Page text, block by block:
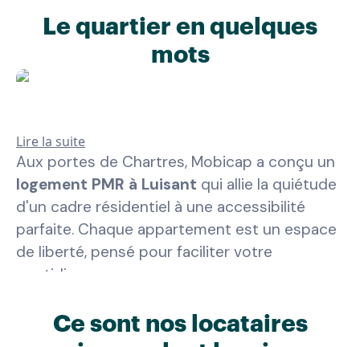
Le quartier en quelques
mots
Lire la suite
Aux portes de Chartres, Mobicap a conçu un
logement PMR à Luisant qui allie la quiétude
d'un cadre résidentiel à une accessibilité
parfaite. Chaque appartement est un espace
de liberté, pensé pour faciliter votre
quotidien.
Le séjour
, spacieux et lumineux, offre des
volumes généreux pour une circulation fluide
Ce sont nos locataires